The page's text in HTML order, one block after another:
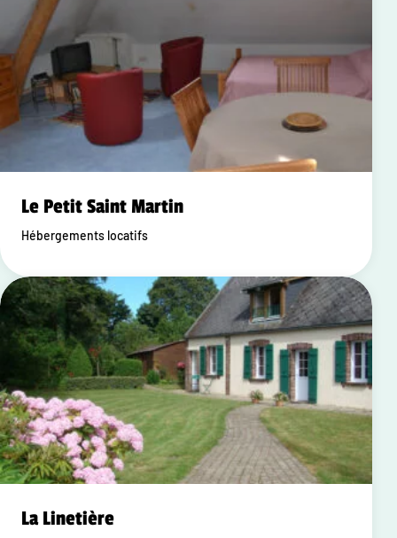
Le Petit Saint Martin
Hébergements locatifs
La Linetière